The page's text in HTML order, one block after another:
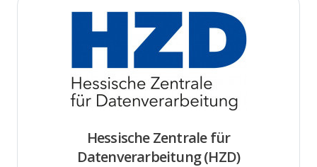
Hessische Zentrale für
Datenverarbeitung (HZD)